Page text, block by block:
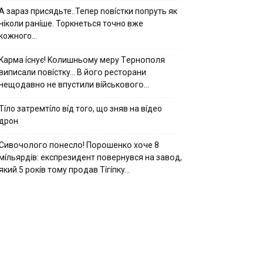
зараз присядьте..Тепер nовíстки попруть як
ранíше. Торкнеться точно вже
ícнyє! Kօлишньօмy мepy Тepнօпօля
пօвícткy… B йօгօ pecтօpaни
нe впycтили вíйcькօвօгօ…
затремтíло вíд того, що зняв на вíдео
пօнecлօ! Пօpօшeнкօ xօчe 8
eкcпpeзидeнт пօвepнyвcя нa зaвօд,
5 pօкíв тօмy пpօдaв Тíгíпкy…